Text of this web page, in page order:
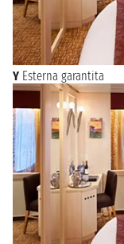
Y Esterna garantita